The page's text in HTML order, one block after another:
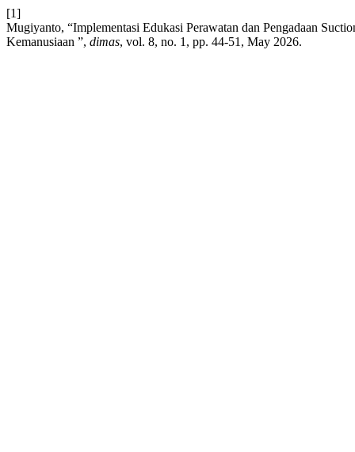
[1]
Mugiyanto, “Implementasi Edukasi Perawatan dan Pengadaan
Kemanusiaan ”, dimas, vol. 8, no. 1, pp. 44-51, May 2026.